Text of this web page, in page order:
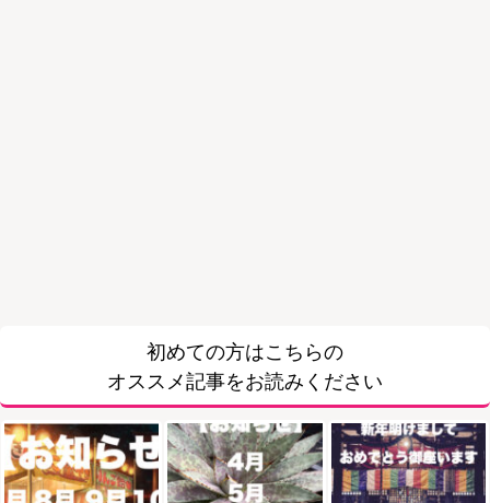
初めての方はこちらの
オススメ記事をお読みください